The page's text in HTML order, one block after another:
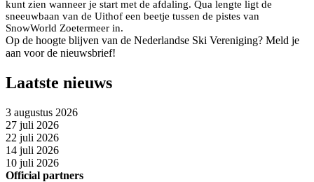
kunt zien wanneer je start met de afdaling. Qua lengte ligt de
sneeuwbaan van de Uithof een beetje tussen de pistes van
SnowWorld Zoetermeer in.
Op de hoogte blijven van de Nederlandse Ski Vereniging? Meld je
aan voor de nieuwsbrief!
Laatste nieuws
3 augustus 2026
27 juli 2026
22 juli 2026
14 juli 2026
10 juli 2026
Official partners